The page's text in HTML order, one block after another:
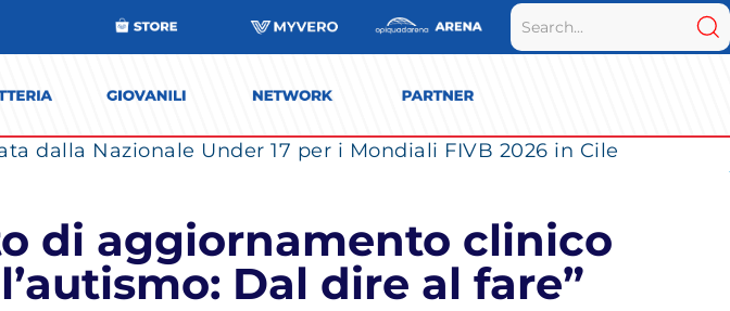
dalla Nazionale Under 17 per i Mondiali FIVB 2026 in Cile
di aggiornamento clinico
Dal dire al fare”